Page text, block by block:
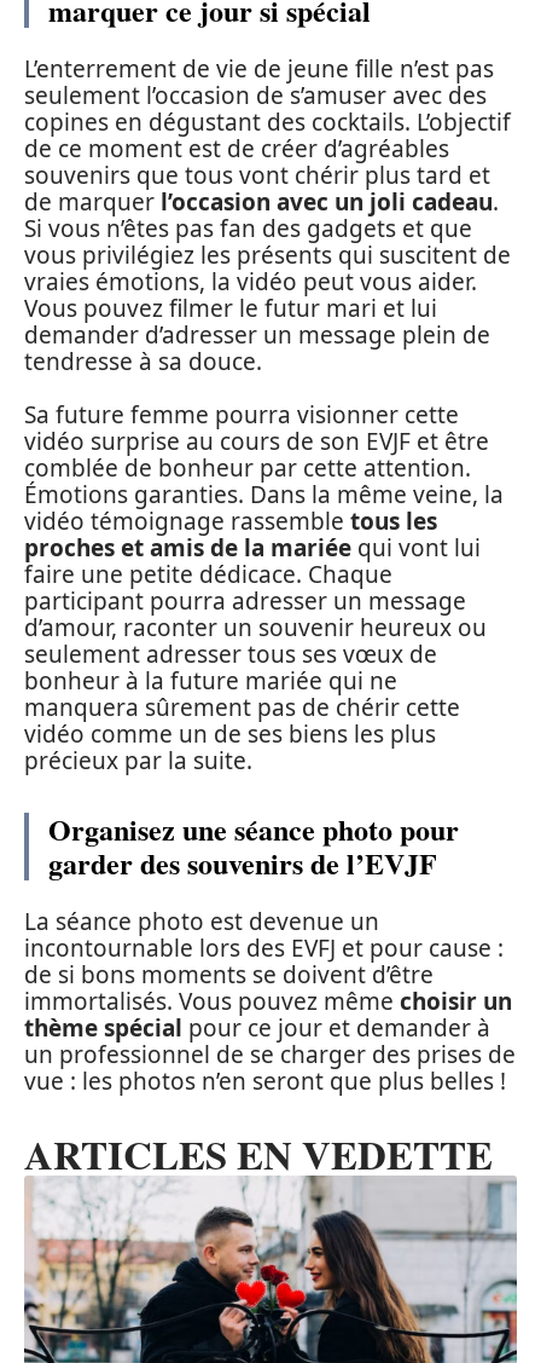
marquer ce jour si spécial
L’enterrement de vie de jeune fille n’est pas
seulement l’occasion de s’amuser avec des
copines en dégustant des cocktails. L’objectif
de ce moment est de créer d’agréables
souvenirs que tous vont chérir plus tard et
de marquer l’occasion avec un joli cadeau.
Si vous n’êtes pas fan des gadgets et que
vous privilégiez les présents qui suscitent de
vraies émotions, la vidéo peut vous aider.
Vous pouvez filmer le futur mari et lui
demander d’adresser un message plein de
tendresse à sa douce.
Sa future femme pourra visionner cette
vidéo surprise au cours de son EVJF et être
comblée de bonheur par cette attention.
Émotions garanties. Dans la même veine, la
vidéo témoignage rassemble tous les
proches et amis de la mariée qui vont lui
faire une petite dédicace. Chaque
participant pourra adresser un message
d’amour, raconter un souvenir heureux ou
seulement adresser tous ses vœux de
bonheur à la future mariée qui ne
manquera sûrement pas de chérir cette
vidéo comme un de ses biens les plus
précieux par la suite.
Organisez une séance photo pour
garder des souvenirs de l’EVJF
La séance photo est devenue un
incontournable lors des EVFJ et pour cause :
de si bons moments se doivent d’être
immortalisés. Vous pouvez même choisir un
thème spécial pour ce jour et demander à
un professionnel de se charger des prises de
vue : les photos n’en seront que plus belles !
ARTICLES EN VEDETTE